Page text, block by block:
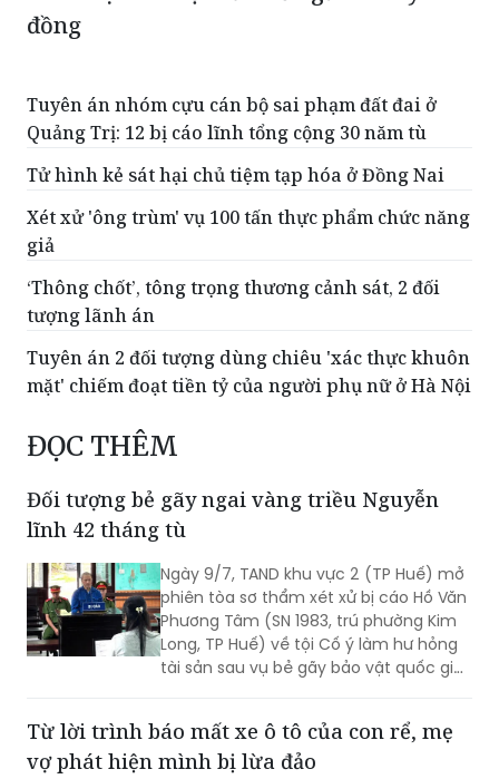
đồng
Tuyên án nhóm cựu cán bộ sai phạm đất đai ở
Quảng Trị: 12 bị cáo lĩnh tổng cộng 30 năm tù
Tử hình kẻ sát hại chủ tiệm tạp hóa ở Đồng Nai
Xét xử 'ông trùm' vụ 100 tấn thực phẩm chức năng
giả
‘Thông chốt’, tông trọng thương cảnh sát, 2 đối
tượng lãnh án
Tuyên án 2 đối tượng dùng chiêu 'xác thực khuôn
mặt' chiếm đoạt tiền tỷ của người phụ nữ ở Hà Nội
ĐỌC THÊM
Đối tượng bẻ gãy ngai vàng triều Nguyễn
lĩnh 42 tháng tù
Ngày 9/7, TAND khu vực 2 (TP Huế) mở
phiên tòa sơ thẩm xét xử bị cáo Hồ Văn
Phương Tâm (SN 1983, trú phường Kim
Long, TP Huế) về tội Cố ý làm hư hỏng
tài sản sau vụ bẻ gãy bảo vật quốc gia
Từ lời trình báo mất xe ô tô của con rể, mẹ
vợ phát hiện mình bị lừa đảo